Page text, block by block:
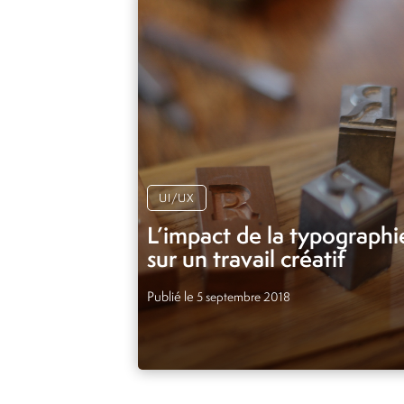
UI/UX
L’impact de la
sur un travail créatif
Publié le 5 septembre 2018